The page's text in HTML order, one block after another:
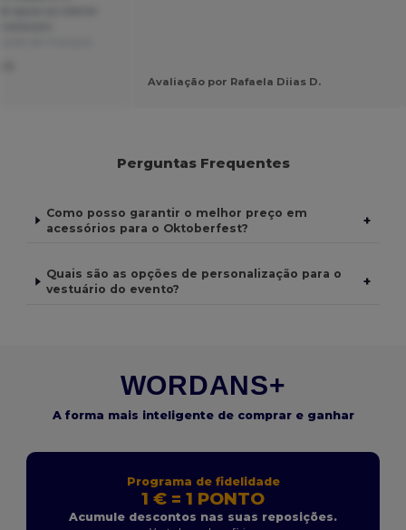
Avaliação por Rafaela Diias D.
Perguntas Frequentes
Como posso garantir o melhor preço em
acessórios para o Oktoberfest?
+
Quais são as opções de personalização para o
vestuário do evento?
+
WORDANS+
A forma mais inteligente de comprar e ganhar
Programa de fidelidade
1 € = 1 PONTO
Acumule descontos nas suas reposições.